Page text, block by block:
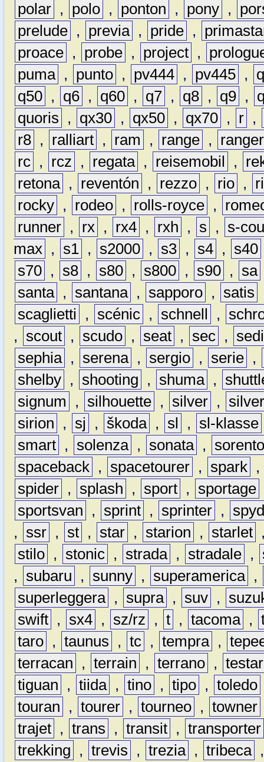
polar , polo , ponton , pony ,
prelude , previa , pride ,
proace , probe , project ,
puma , punto , pv444 , pv445 ,
q50 , q6 , q60 , q7 , q8 , q9 ,
quoris
, qx30 , qx50 , qx70 , r ,
r8 , ralliart , ram , range ,
ranger
rc , rcz , regata , reisemobil ,
retona , reventón , rezzo , rio ,
rocky , rodeo , rolls-royce ,
runner , rx , rx4 , rxh , s ,
s-
max , s1 , s2000 , s3 , s4 , s40
s70 , s8 , s80 , s800 , s90 , sa
santa , santana , sapporo , satis
scaglietti
, scénic , schnell ,
,
scout , scudo , seat , sec ,
sephia , serena , sergio , serie ,
shelby , shooting , shuma ,
signum
, silhouette , silver ,
sirion
, sj , škoda , sl , sl-klasse
smart , solenza , sonata ,
spaceback , spacetourer , spark ,
spider , splash , sport , sportage
sportsvan
, sprint , sprinter ,
,
ssr , st , star , starion , starlet
stilo , stonic , strada , stradale ,
,
subaru , sunny , superamerica ,
superleggera , supra , suv ,
swift , sx4 , sz/rz , t , tacoma ,
taro , taunus , tc , tempra ,
terracan
, terrain , terrano ,
tiguan
, tiida , tino , tipo , toledo
touran
, tourer , tourneo , towner
trajet , trans , transit , transporter
trekking
, trevis , trezia , tribeca